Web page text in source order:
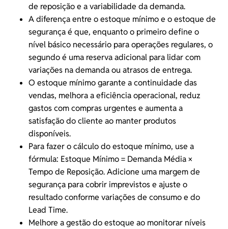
de reposição e a variabilidade da demanda.
A diferença entre o estoque mínimo e oestoque de
segurançaé que, enquanto o primeiro define o
nível básico necessário para operações regulares, o
segundo é uma reserva adicional para lidar com
variações na demanda ou atrasos de entrega.
O estoque mínimo garante a continuidade das
vendas, melhora a eficiência operacional, reduz
gastoscom compras urgentes e aumenta a
satisfação do cliente ao manter produtos
disponíveis.
Para fazer ocálculo do estoque mínimo, use a
fórmula: Estoque Mínimo = Demanda Média ×
Tempo de Reposição. Adicione uma margem de
segurança para cobrir imprevistos e ajuste o
resultado conforme variações de consumo e do
Lead Time.
Melhore a gestão do estoque ao monitorar níveis